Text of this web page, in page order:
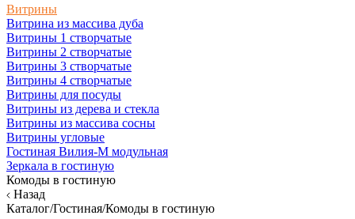
Витрины
Витрина из массива дуба
Витрины 1 створчатые
Витрины 2 створчатые
Витрины 3 створчатые
Витрины 4 створчатые
Витрины для посуды
Витрины из дерева и стекла
Витрины из массива сосны
Витрины угловые
Гостиная Вилия-М модульная
Зеркала в гостиную
Комоды в гостиную
Назад
Каталог/Гостиная/Комоды в гостиную